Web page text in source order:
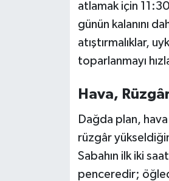
atlamak için
günün kalanını
atıştırmalıklar,
toparlanmayı
Hava,
Dağda plan,
rüzgâr
Sabahın ilk iki
penceredir;